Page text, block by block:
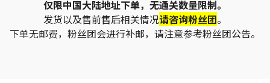
仅限中国大陆地址下单，无通关数量限制。
发货以及售前售后相关情况请咨询粉丝团。
下单无邮费，粉丝团会进行补邮，请注意参考粉丝团公告。